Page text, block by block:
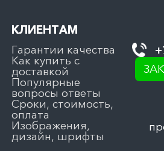
КЛИЕНТАМ
Гарантии качества
Как купить с
доставкой
Популярные
вопросы ответы
Сроки, стоимость,
оплата
Изображения,
дизайн, шрифты